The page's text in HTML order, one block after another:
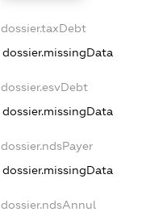
dossier.taxDebt
dossier.missingData
dossier.esvDebt
dossier.missingData
dossier.ndsPayer
dossier.missingData
dossier.ndsAnnul